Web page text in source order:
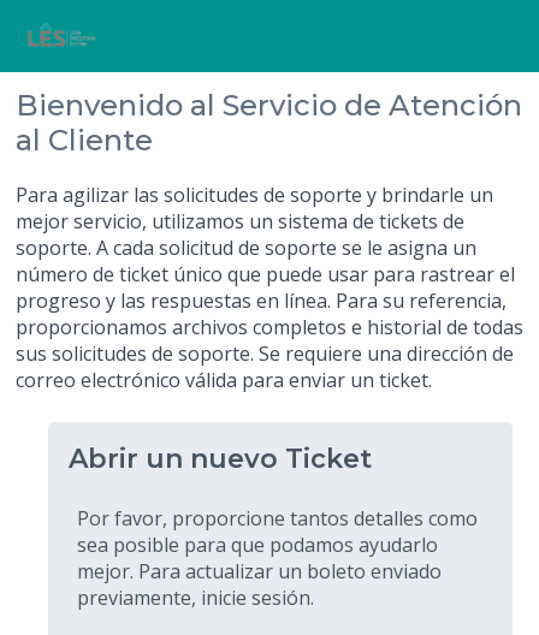
Bienvenido al Servicio de Atención
al Cliente
Para agilizar las solicitudes de soporte y brindarle un
mejor servicio, utilizamos un sistema de tickets de
soporte. A cada solicitud de soporte se le asigna un
número de ticket único que puede usar para rastrear el
progreso y las respuestas en línea. Para su referencia,
proporcionamos archivos completos e historial de todas
sus solicitudes de soporte. Se requiere una dirección de
correo electrónico válida para enviar un ticket.
Abrir un nuevo Ticket
Por favor, proporcione tantos detalles como
sea posible para que podamos ayudarlo
mejor. Para actualizar un boleto enviado
previamente, inicie sesión.